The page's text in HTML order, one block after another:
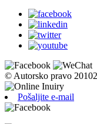
© Autorsko pravo
Pošaljite e-mail